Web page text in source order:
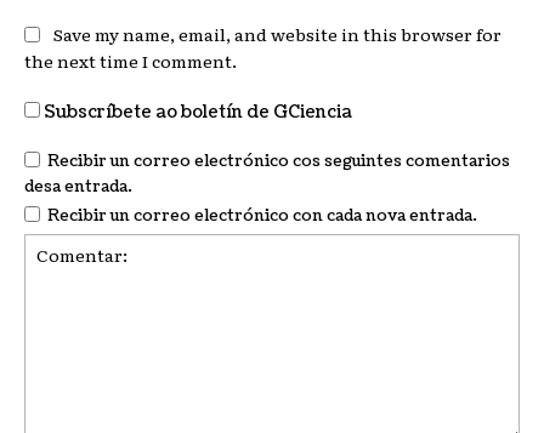
Save my name, email, and website in this browser for
the next time I comment.
Subscríbete ao boletín de GCiencia
Recibir un correo electrónico cos seguintes comentarios
desa entrada.
Recibir un correo electrónico con cada nova entrada.